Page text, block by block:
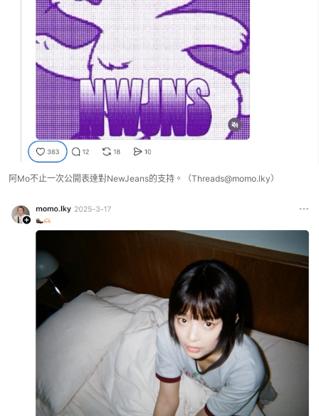
阿Mo不止一次公開表達對NewJeans的支持。（Threads@momo.lky）